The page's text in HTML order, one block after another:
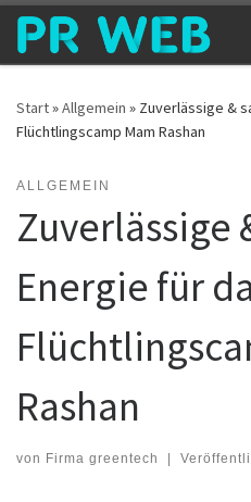
Zum Inhalt springen
Start»Allgemein » Zuverlässige &
Flüchtlingscamp Mam Rashan
ALLGEMEIN
Zuverlässige
Energie für
Rashan
von Firma greentech |